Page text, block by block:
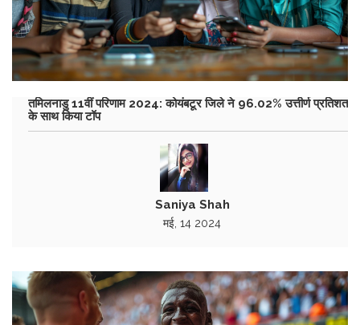
तमिलनाडु 11वीं परिणाम 2024: कोयंबटूर जिले ने 96.02% उत्तीर्ण प्रतिशत
के साथ किया टॉप
Saniya Shah
मई, 14 2024